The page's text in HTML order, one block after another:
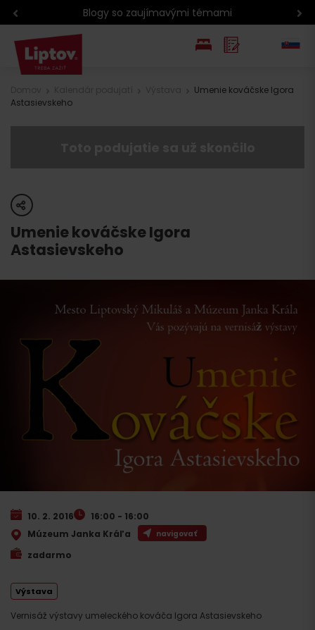
Blogy so zaujímavými témami
Umenie kováčske Igora
Astasievskeho
share
Umenie kováčske Igora
Astasievskeho
Vernisáž výstavy umeleckého kováča Igora Astasievskeho
10. 2. 2016
16:00 - 16:00
Múzeum Janka Kráľa
navigovať
zadarmo
Výstava